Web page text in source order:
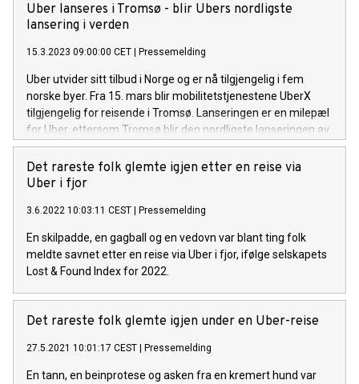
Uber lanseres i Tromsø - blir Ubers nordligste
lansering i verden
15.3.2023 09:00:00 CET | Pressemelding
Uber utvider sitt tilbud i Norge og er nå tilgjengelig i fem
norske byer. Fra 15. mars blir mobilitetstjenestene UberX
tilgjengelig for reisende i Tromsø. Lanseringen er en milepæl
for Uber, ettersom Tromsø blir den nordligste lanseringen av
Uber-appen i verden. Ubers lansering er et svar på den
betydelige økningen i etterspørsel i Tromsø.
Det rareste folk glemte igjen etter en reise via
Uber i fjor
3.6.2022 10:03:11 CEST | Pressemelding
En skilpadde, en gagball og en vedovn var blant ting folk
meldte savnet etter en reise via Uber i fjor, ifølge selskapets
Lost & Found Index for 2022.
Det rareste folk glemte igjen under en Uber-reise
27.5.2021 10:01:17 CEST | Pressemelding
En tann, en beinprotese og asken fra en kremert hund var